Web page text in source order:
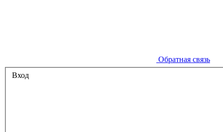
Обратная связь
Вход